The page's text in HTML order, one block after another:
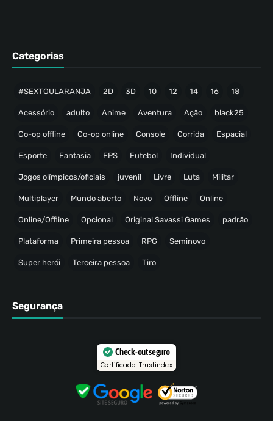
Categorias
#SEXTOULARANJA 2D 3D 10 12 14 16 18
Acessório adulto Anime Aventura Ação black25
Co-op offline Co-op online Console Corrida Espacial
Esporte Fantasia FPS Futebol Individual
Jogos olímpicos/oficiais juvenil Livre Luta Militar
Multiplayer Mundo aberto Novo Offline Online
Online/Offline Opcional Original Savassi Games padrão
Plataforma Primeira pessoa RPG Seminovo
Super herói Terceira pessoa Tiro
Segurança
Check-out seguro
Certificado: Trustindex